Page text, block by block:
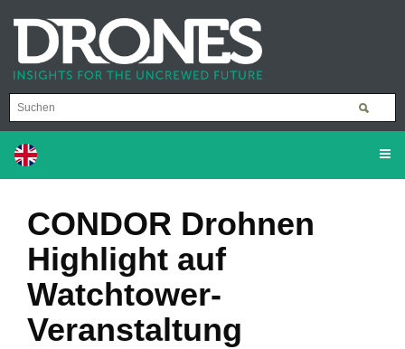
CONDOR Drohnen
Highlight auf
Watchtower-
Veranstaltung